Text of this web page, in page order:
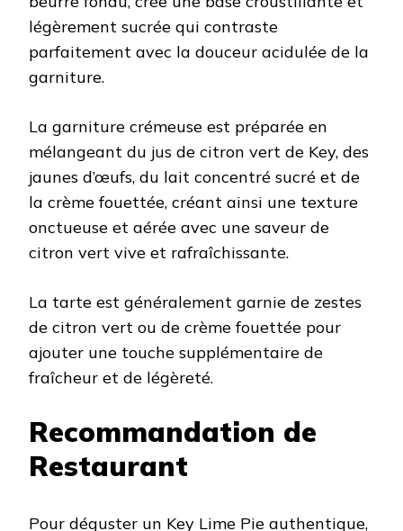
légèrement sucrée qui contraste
parfaitement avec la douceur acidulée de la
garniture.
La garniture crémeuse est préparée en
mélangeant du jus de citron vert de Key, des
jaunes d’œufs, du lait concentré sucré et de
la crème fouettée, créant ainsi une texture
onctueuse et aérée avec une saveur de
citron vert vive et rafraîchissante.
La tarte est généralement garnie de zestes
de citron vert ou de crème fouettée pour
ajouter une touche supplémentaire de
fraîcheur et de légèreté.
Recommandation de
Restaurant
Pour déguster un Key Lime Pie authentique,